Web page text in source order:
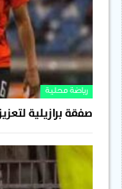
رياضة محلية
صفقة برازيلية